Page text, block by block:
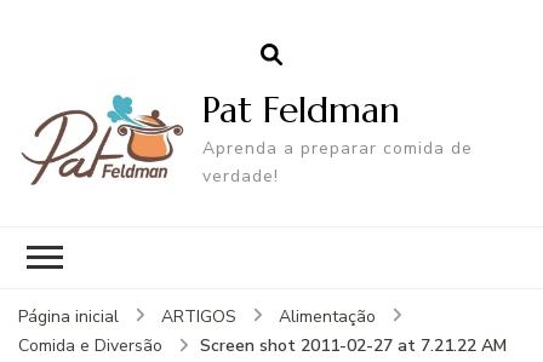
Pat Feldman
Aprenda a preparar comida de
verdade!
Página inicial ARTIGOS
Alimentação
Comida e Diversão
Screen shot 2011-02-27 at 7.21.22 AM